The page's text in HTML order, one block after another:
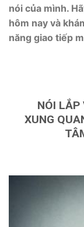
nói của mình.
hôm nay và
năng giao tiếp
NÓI LẮP
XUNG